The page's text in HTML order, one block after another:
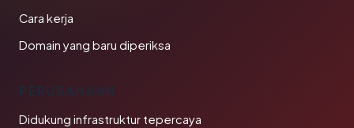
Cara kerja
Domain yang baru diperiksa
PERUSAHAAN
Didukung infrastruktur tepercaya